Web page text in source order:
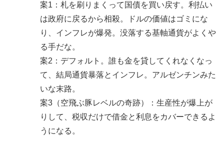
案1：札を刷りまくって国債を買い戻す。利払い
は政府に戻るから相殺。ドルの価値はゴミにな
り、インフレが爆発。没落する基軸通貨がよくや
る手だな。
案2：デフォルト。誰も金を貸してくれなくなっ
て、結局通貨暴落とインフレ。アルゼンチンみた
いな末路。
案3（空飛ぶ豚レベルの奇跡）：生産性が爆上が
りして、税収だけで借金と利息をカバーできるよ
うになる。